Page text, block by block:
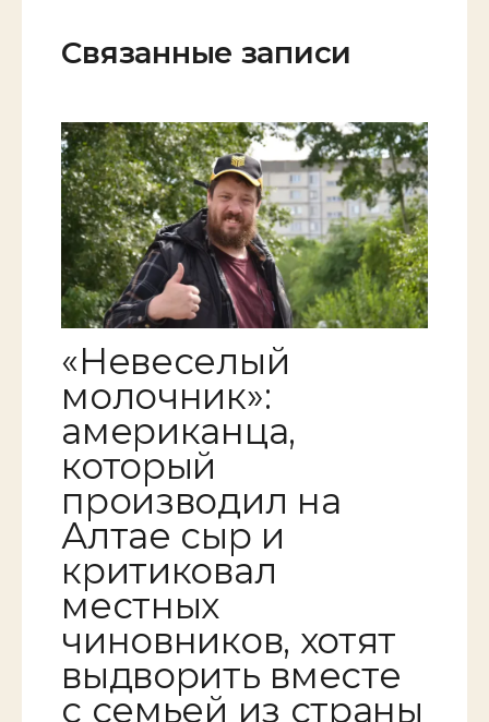
Связанные записи
«Невеселый
молочник»:
американца,
который
производил на
Алтае сыр и
критиковал
местных
чиновников, хотят
выдворить вместе
с семьей из страны